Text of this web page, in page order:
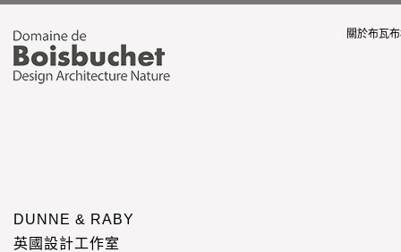
關於布瓦
DUNNE & RABY
英國設計工作室